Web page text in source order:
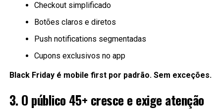
Checkout simplificado
Botões claros e diretos
Push notifications segmentadas
Cupons exclusivos no app
Black Friday é mobile first por padrão. Sem exceções.
3. O público 45+ cresce e exige atenção